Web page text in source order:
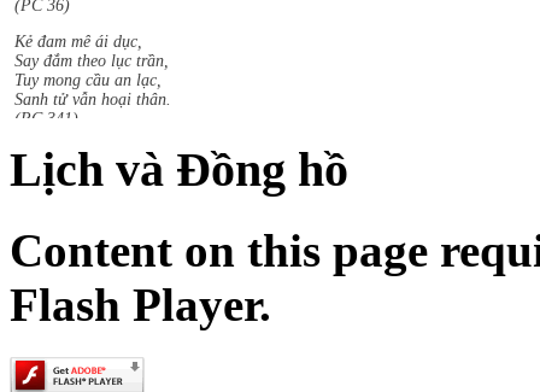
Say đắm theo lục trần,
Tuy mong cầu an lạc,
Sanh tử vẫn hoại thân.
(PC 341)
Thất bại chuốc khổ đau,
Từ bỏ mọi thắng bại,
An tịnh liền theo sau
Sududdasa.m sunipuna.m yatthakaamanipaatina.m
Citta.m rakkhetha medhaavii citta.m gutta.m sukhaavaha.m.
The mind is very hard to perceive,
extremely subtle, flits wherever it listeth.
a guarded mind is conducive to happiness
Lịch và Đồng hồ
Content on this page
Flash Player.